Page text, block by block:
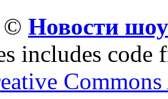
© Новости
includes code